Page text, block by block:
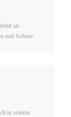
als
und Schnee.
in seinem